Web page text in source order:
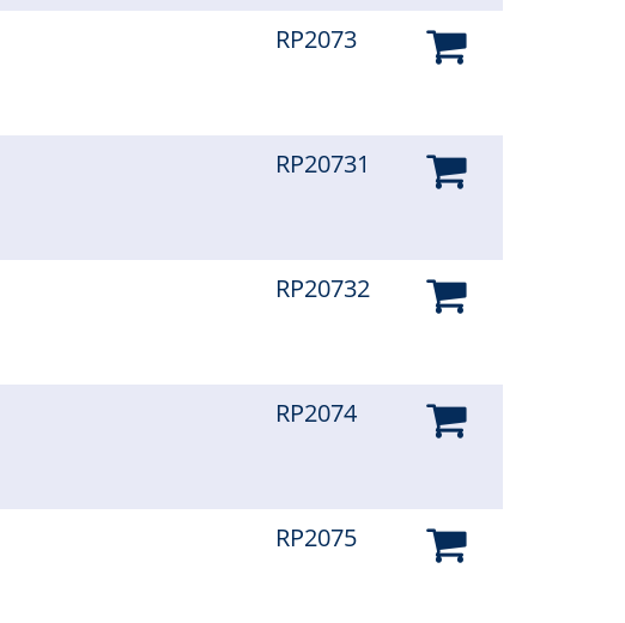
RP2073
RP20731
RP20732
RP2074
RP2075